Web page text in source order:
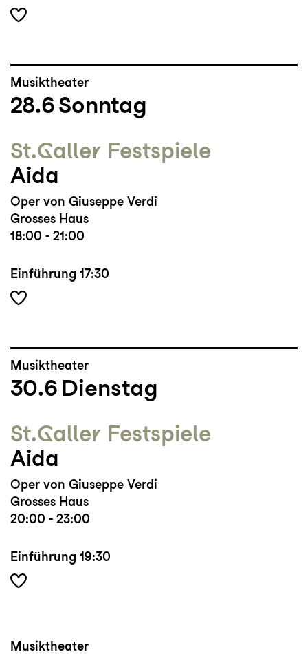
Musiktheater
28.6Sonntag
St.Galler Festspiele
Aida
Oper von Giuseppe Verdi
Grosses Haus
18:00 - 21:00
Einführung 17:30
Musiktheater
30.6 Dienstag
St.Galler Festspiele
Aida
Oper von Giuseppe Verdi
Grosses Haus
20:00 - 23:00
Einführung 19:30
Musiktheater